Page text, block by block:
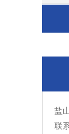
盐
联